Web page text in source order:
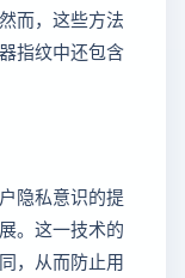
而，这些方法
指纹中还包含
隐私意识的提
。这一技术的
，从而防止用